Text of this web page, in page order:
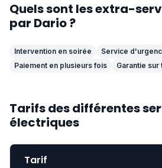
Quels sont les extra-
par Dario?
Intervention en soirée
Service
Paiement en plusieurs fois
Garantie sur
Tarifs des différentes
électriques
Tarif